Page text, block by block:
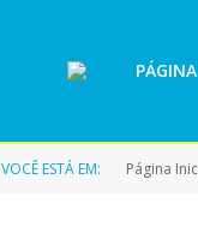
VOCÊ ESTÁ EM: Página